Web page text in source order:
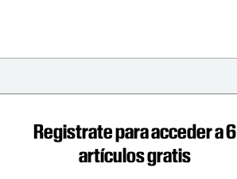
Registrate para acceder a 6
artículos gratis